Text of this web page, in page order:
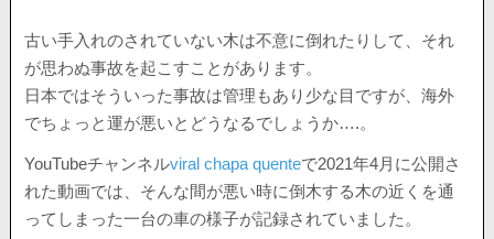
古い手入れのされていない木は不意に倒れたりして、それ
が思わぬ事故を起こすことがあります。
日本ではそういった事故は管理もあり少な目ですが、海外
でちょっと運が悪いとどうなるでしょうか….。
YouTubeチャンネルviral chapa quenteで2021年4月に公開さ
れた動画では、そんな間が悪い時に倒木する木の近くを通
ってしまった一台の車の様子が記録されていました。